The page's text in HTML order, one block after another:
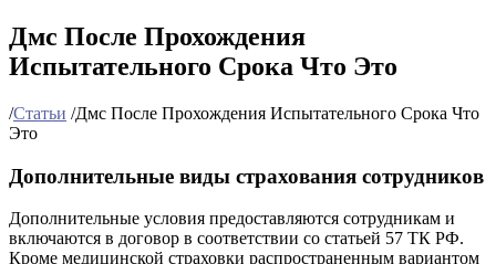
Дмс После Прохождения
Испытательного Срока Что Это
/Статьи /Дмс После Прохождения Испытательного Срока Что
Это
Дополнительные виды страхования сотрудников
Дополнительные условия предоставляются сотрудникам и
включаются в договор в соответствии со статьей 57 ТК РФ.
Кроме медицинской страховки распространенным вариантом